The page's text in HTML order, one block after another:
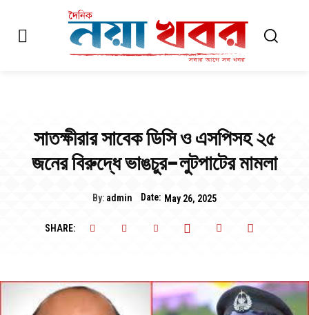
সাতক্ষীরার সাবেক ডিসি ও এসপিসহ ২৫
জনের বিরুদ্ধে ভাঙচুর-লুটপাটের মামলা
By: admin Date: May 26, 2025
SHARE: